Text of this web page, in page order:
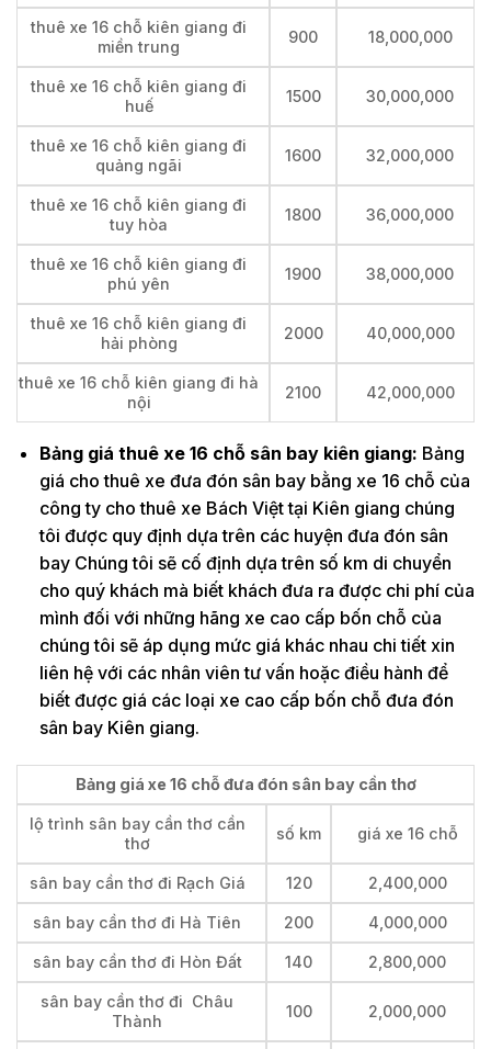
thuê xe 16 chỗ kiên giang đi
miền trung
900 18,000,000
thuê xe 16 chỗ kiên giang đi
huế
1500 30,000,000
thuê xe 16 chỗ kiên giang đi
quảng ngãi
1600 32,000,000
thuê xe 16 chỗ kiên giang đi
tuy hòa
1800 36,000,000
thuê xe 16 chỗ kiên giang đi
phú yên
1900 38,000,000
thuê xe 16 chỗ kiên giang đi
hải phòng
2000 40,000,000
thuê xe 16 chỗ kiên giang đi hà
nội
2100 42,000,000
Bảng giá thuê xe 16 chỗ sân bay kiên giang: Bảng
giá cho thuê xe đưa đón sân bay bằng xe 16 chỗ của
công ty cho thuê xe Bách Việt tại Kiên giang chúng
tôi được quy định dựa trên các huyện đưa đón sân
bay Chúng tôi sẽ cố định dựa trên số km di chuyển
cho quý khách mà biết khách đưa ra được chi phí của
mình đối với những hãng xe cao cấp bốn chỗ của
chúng tôi sẽ áp dụng mức giá khác nhau chi tiết xin
liên hệ với các nhân viên tư vấn hoặc điều hành để
biết được giá các loại xe cao cấp bốn chỗ đưa đón
sân bay Kiên giang.
Bảng giá xe 16 chỗ đưa đón sân bay cần thơ
lộ trình sân bay cần thơ cần
thơ
số km giá xe 16 chỗ
sân bay cần thơ đi Rạch Giá 120 2,400,000
sân bay cần thơ đi Hà Tiên 200 4,000,000
sân bay cần thơ đi Hòn Đất 140 2,800,000
sân bay cần thơ đi Châu
Thành
100 2,000,000